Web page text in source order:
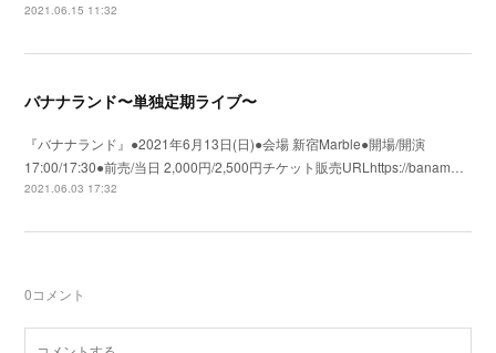
2021.06.15 11:32
バナナランド〜単独定期ライブ〜
『バナナランド』●2021年6月13日(日)●会場 新宿Marble●開場/開演
17:00/17:30●前売/当日 2,000円/2,500円チケット販売URLhttps://banam…
2021.06.03 17:32
0コメント